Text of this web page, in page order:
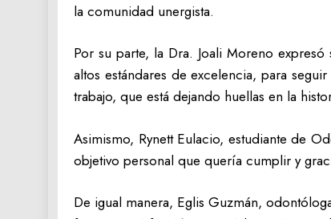
la comunidad unergista.
Por su parte, la Dra. Joali Moreno
altos estándares de excelencia, para
trabajo, que está dejando huellas en la
Asimismo, Rynett Eulacio, estudiante de
objetivo personal que quería cumplir y
De igual manera, Eglis Guzmán,